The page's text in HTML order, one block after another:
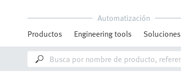
Automatización
Productos
Engineering tools Soluciones